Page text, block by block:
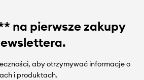
na pierwsze zakupy
aby otrzymywać informacje o
i produktach.